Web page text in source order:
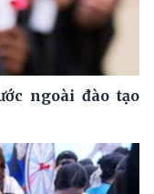
ngoài đào tạo